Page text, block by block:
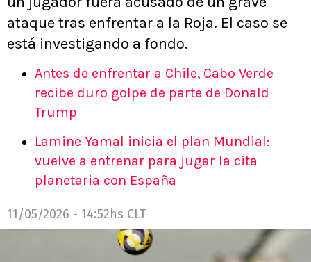
ataque tras enfrentar a la Roja. El caso se
está investigando a fondo.
Antes de enfrentar a Chile, Cabo Verde
recibe duro golpe de parte de Donald
Trump
Lamine Yamal inicia el plan Mundial:
vuelve a entrenar para jugar la cita
planetaria con España
11/05/2026 - 14:52hs CLT